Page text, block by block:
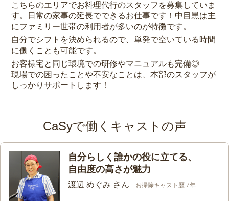
こちらのエリアでお料理代行のスタッフを募集していま
す。日常の家事の延長でできるお仕事です！中目黒は主
にファミリー世帯の利用者が多いのが特徴です。
自分でシフトを決められるので、単発で空いている時間
に働くことも可能です。
お客様宅と同じ環境での研修やマニュアルも完備◎
現場での困ったことや不安なことは、本部のスタッフが
しっかりサポートします！
CaSyで働くキャストの声
自分らしく誰かの役に立てる、
自由度の高さが魅力
渡辺 めぐみ さん お掃除キャスト歴 7年